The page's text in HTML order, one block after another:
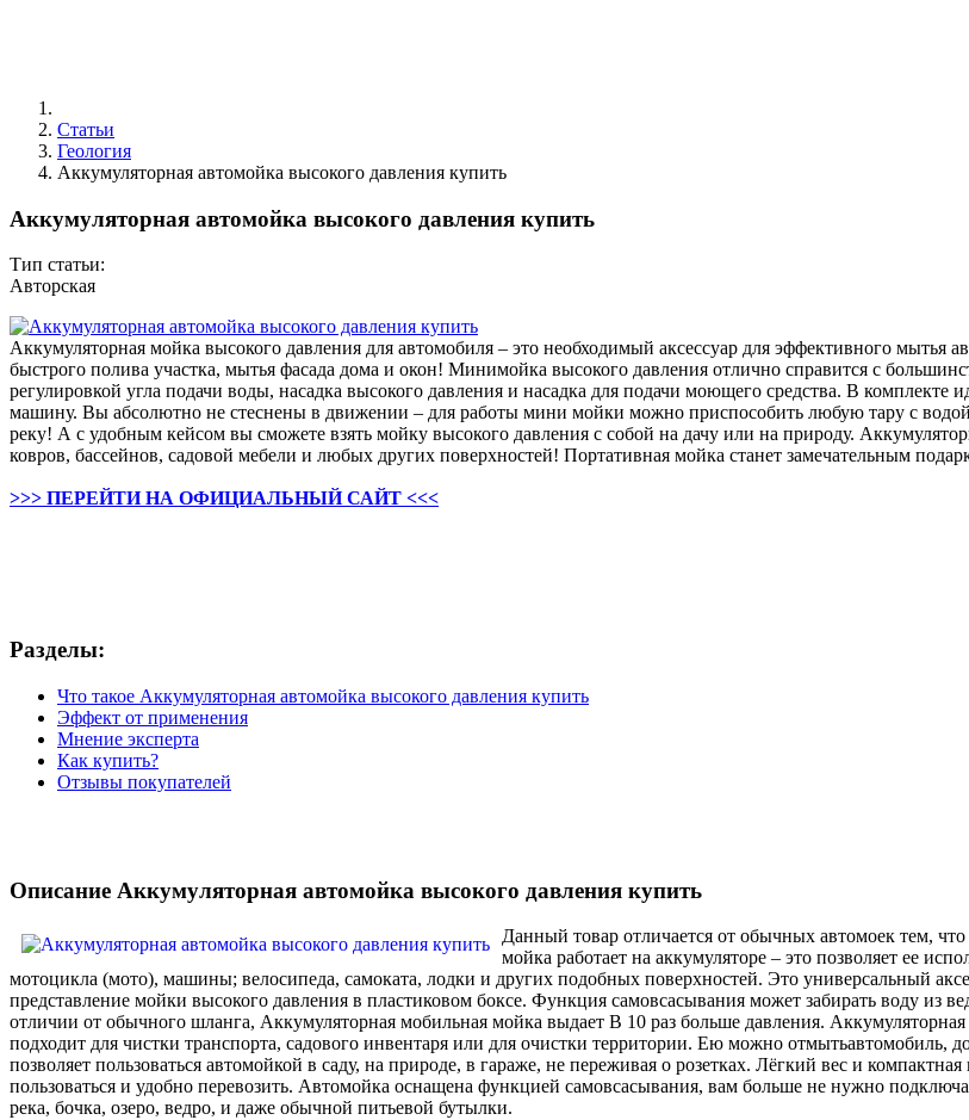
Статьи
Геология
Аккумуляторная автомойка высокого давления купить
Аккумуляторная автомойка высокого давления купить
Тип статьи:
Авторская
Аккумуляторная мойка высокого давления для автомобиля – это необходимый аксессуар для эффективного мытья
быстрого полива участка, мытья фасада дома и окон! Минимойка высокого давления отлично справится с
регулировкой угла подачи воды, насадка высокого давления и насадка для подачи моющего средства. В
машину. Вы абсолютно не стеснены в движении – для работы мини мойки можно приспособить любую тару с
реку! А с удобным кейсом вы сможете взять мойку высокого давления с собой на дачу или на природу.
ковров, бассейнов, садовой мебели и любых других поверхностей! Портативная мойка станет замечательным
>>> ПЕРЕЙТИ НА ОФИЦИАЛЬНЫЙ САЙТ <<<
Разделы:
Что такое Аккумуляторная автомойка высокого давления купить
Эффект от применения
Мнение эксперта
Как купить?
Отзывы покупателей
Описание Аккумуляторная автомойка высокого давления купить
Данный товар отличается от обычных автомоек тем,
мойка работает на аккумуляторе – это позволяет ее
мотоцикла (мото), машины; велосипеда, самоката, лодки и других подобных поверхностей. Это универсальный
представление мойки высокого давления в пластиковом боксе. Функция самовсасывания может забирать воду из
отличии от обычного шланга, Аккумуляторная мобильная мойка выдает В 10 раз больше давления.
подходит для чистки транспорта, садового инвентаря или для очистки территории. Ею можно отмытьавтомобиль,
позволяет пользоваться автомойкой в саду, на природе, в гараже, не переживая о розетках. Лёгкий вес и
пользоваться и удобно перевозить. Автомойка оснащена функцией самовсасывания, вам больше не нужно
река, бочка, озеро, ведро, и даже обычной питьевой бутылки.